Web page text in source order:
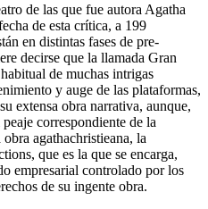
de las que fue autora Agatha
de esta crítica, a 199
en distintas fases de pre-
decirse que la llamada Gran
de muchas intrigas
y auge de las plataformas,
extensa obra narrativa, aunque,
correspondiente de la
agathachristieana, la
que es la que se encarga,
empresarial controlado por los
de su ingente obra.